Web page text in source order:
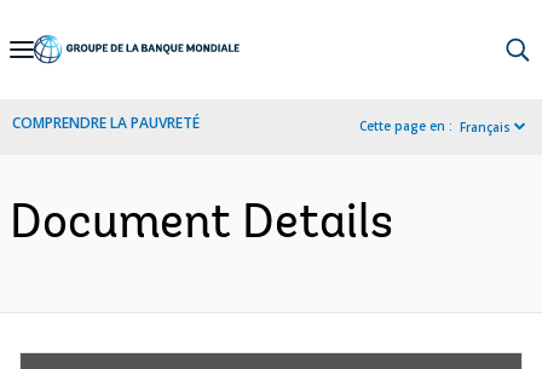
Skip
Navigation
COMPRENDRE LA PAUVRETÉ Cette page en : Français
Document Details